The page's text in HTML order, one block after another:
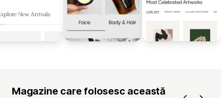
Magazine care folosesc această